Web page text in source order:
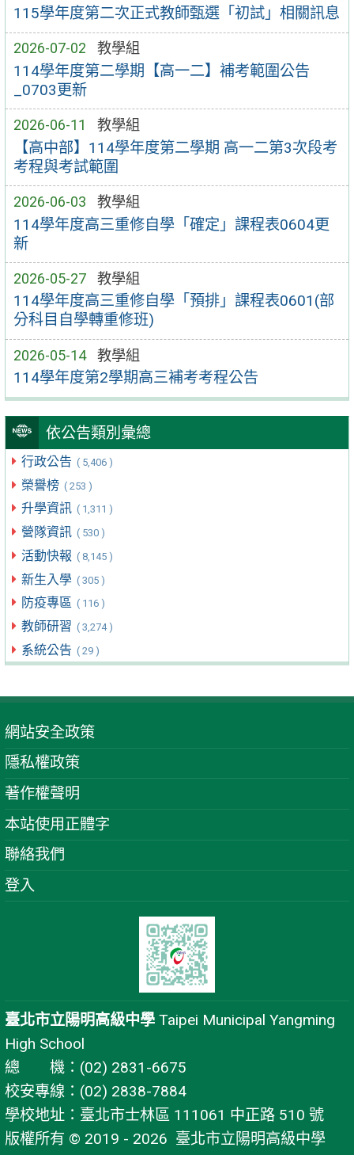
115學年度第二次正式教師甄選「初試」相關訊息
2026-07-02 教學組
114學年度第二學期【高一二】補考範圍公告
_0703更新
2026-06-11 教學組
【高中部】114學年度第二學期 高一二第3次段考
考程與考試範圍
2026-06-03 教學組
114學年度高三重修自學「確定」課程表0604更
新
2026-05-27 教學組
114學年度高三重修自學「預排」課程表0601(部
分科目自學轉重修班)
2026-05-14 教學組
114學年度第2學期高三補考考程公告
依公告類別彙總
行政公告 ( 5,406 )
榮譽榜 ( 253 )
升學資訊 ( 1,311 )
營隊資訊 ( 530 )
活動快報 ( 8,145 )
新生入學 ( 305 )
防疫專區 ( 116 )
教師研習 ( 3,274 )
系統公告 ( 29 )
網站安全政策
隱私權政策
著作權聲明
本站使用正體字
聯絡我們
登入
臺北市立陽明高級中學 Taipei Municipal Yangming
High School
總 機：(02) 2831-6675
校安專線：(02) 2838-7884
學校地址：臺北市士林區 111061 中正路 510 號
版權所有 © 2019 - 2026 臺北市立陽明高級中學